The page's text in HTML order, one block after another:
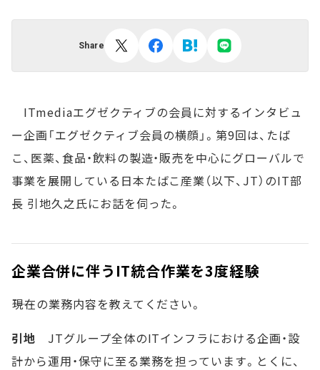
Share
ITmediaエグゼクティブの会員に対するインタビュ
ー企画「エグゼクティブ会員の横顔」。第9回は、たば
こ、医薬、食品・飲料の製造・販売を中心にグローバルで
事業を展開している日本たばこ産業（以下、JT）のIT部
長 引地久之氏にお話を伺った。
企業合併に伴うIT統合作業を3度経験
――現在の業務内容を教えてください。
引地 JTグループ全体のITインフラにおける企画・設
計から運用・保守に至る業務を担っています。とくに、